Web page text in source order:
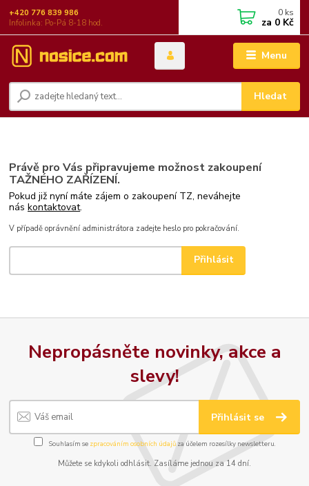
Menu
Hledat
+420 776 839 986
Infolinka: Po-Pá 8-18 hod.
0 ks
za 0 Kč
Právě pro Vás připravujeme možnost zakoupení
TAŽNÉHO ZAŘÍZENÍ.
Pokud již nyní máte zájem o zakoupení TZ, neváhejte
náskontaktovat.
V případě oprávnění administrátora zadejte heslo pro pokračování.
Nepropásněte novinky, akce a
slevy!
Přihlásit se
Souhlasím se zpracováním osobních údajůza účelem rozesílky newsletteru.
Můžete se kdykoli odhlásit. Zasíláme jednou za 14 dní.